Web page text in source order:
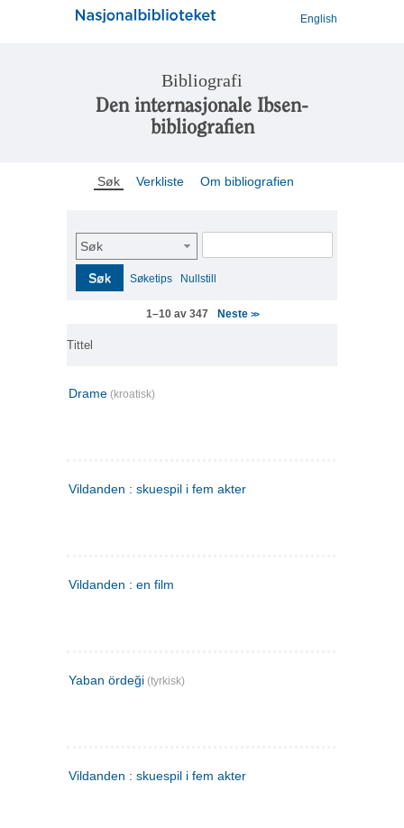
English
Bibliografi
Den internasjonale Ibsen-
bibliografien
Søk Verkliste Om bibliografien
Søk
Søk Søketips Nullstill
1–10 av 347 Neste >>
Tittel
Drame (kroatisk)
Vildanden : skuespil i fem akter
Vildanden : en film
Yaban ördeği (tyrkisk)
Vildanden : skuespil i fem akter